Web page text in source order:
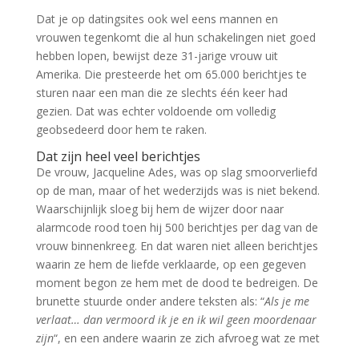
Dat je op datingsites ook wel eens mannen en
vrouwen tegenkomt die al hun schakelingen niet goed
hebben lopen, bewijst deze 31-jarige vrouw uit
Amerika. Die presteerde het om 65.000 berichtjes te
sturen naar een man die ze slechts één keer had
gezien. Dat was echter voldoende om volledig
geobsedeerd door hem te raken.
Dat zijn heel veel berichtjes
De vrouw, Jacqueline Ades, was op slag smoorverliefd
op de man, maar of het wederzijds was is niet bekend.
Waarschijnlijk sloeg bij hem de wijzer door naar
alarmcode rood toen hij 500 berichtjes per dag van de
vrouw binnenkreeg. En dat waren niet alleen berichtjes
waarin ze hem de liefde verklaarde, op een gegeven
moment begon ze hem met de dood te bedreigen. De
brunette stuurde onder andere teksten als: “Als je me
verlaat… dan vermoord ik je en ik wil geen moordenaar
zijn“, en een andere waarin ze zich afvroeg wat ze met